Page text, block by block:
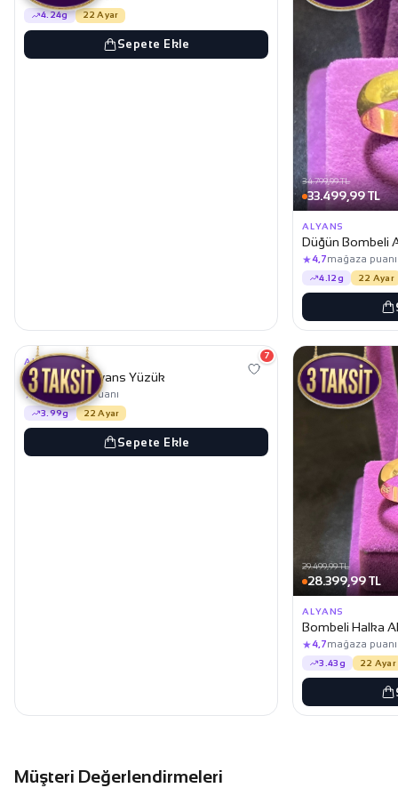
4.24g 22 Ayar
Sepete Ekle
34.799,99 TL
33.499,99 TL
ALYANS
Düğün Bombeli
★4,7mağaza puanı
4.12g 22 Ayar
31.499,99 TL
7
ALYANS
Halka Altın Alyans Yüzük
★4,7mağaza puanı
3.99g 22 Ayar
Sepete Ekle
29.499,99 TL
28.399,99 TL
ALYANS
Bombeli Halka
★4,7mağaza puanı
3.43g 22 Ayar
Müşteri Değerlendirmeleri